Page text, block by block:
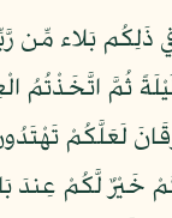
(50) وَإِذْ وَاعَدْنَا مُوسَى
خَيْرٌ لَّكُمْ عِندَ